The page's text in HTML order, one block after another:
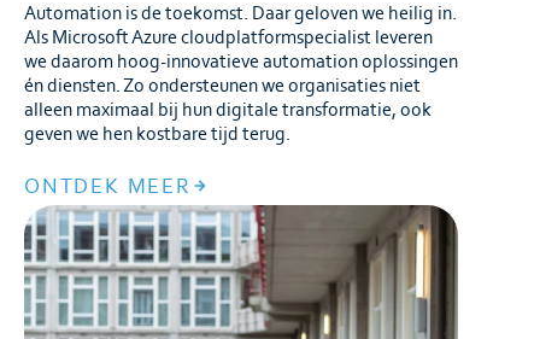
Automation is de toekomst. Daar geloven we heilig in.
Als Microsoft Azure cloudplatformspecialist leveren
we daarom hoog-innovatieve automation oplossingen
én diensten. Zo ondersteunen we organisaties niet
alleen maximaal bij hun digitale transformatie, ook
geven we hen kostbare tijd terug.
ONTDEK MEER